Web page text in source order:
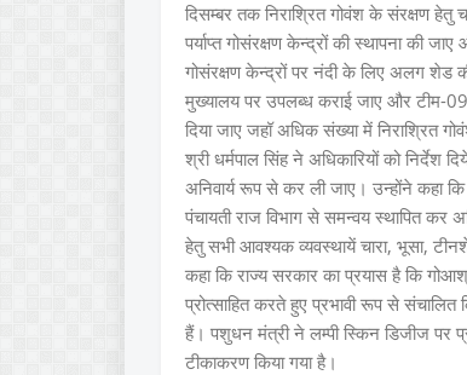
दिसम्बर तक निराश्रित गोवंश के संरक्षण हेतु
पर्याप्त गोसंरक्षण केन्द्रों की स्थापना की
गोसंरक्षण केन्द्रों पर नंदी के लिए अलग शेड की
मुख्यालय पर उपलब्ध कराई जाए और टीम-09
दिया जाए जहॉ अधिक संख्या में निराश्रित
श्री धर्मपाल सिंह ने अधिकारियों को
अनिवार्य रूप से कर ली जाए। उन्होंने कहा कि
पंचायती राज विभाग से समन्वय स्थापित कर
हेतु सभी आवश्यक व्यवस्थायें चारा, भूसा,
कहा कि राज्य सरकार का प्रयास है कि
प्रोत्साहित करते हुए प्रभावी रूप से
हैं। पशुधन मंत्री ने लम्पी स्किन डिजीज पर
टीकाकरण किया गया है।